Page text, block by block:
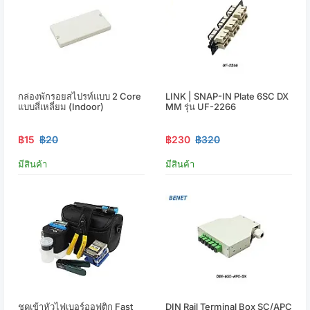
กล่องพักรอยสไปรท์แบบ 2 Core
แบบสี่เหลี่ยม (Indoor)
฿15 ฿20
มีสินค้า
LINK | SNAP-IN Plate 6SC DX
MM รุ่น UF-2266
฿230 ฿320
มีสินค้า
ชุดเข้าหัวไฟเบอร์ออฟติก Fast
DIN Rail Terminal Box SC/APC